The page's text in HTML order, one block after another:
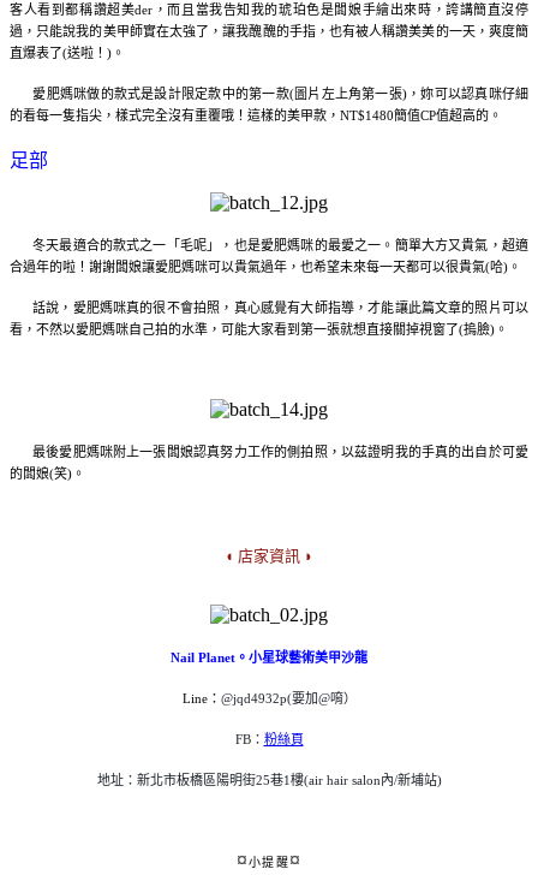
客人看到都稱讚超美der，而且當我告知我的琥珀色是闆娘手繪出來時，誇講簡直沒停
過，只能說我的美甲師實在太強了，讓我醜醜的手指，也有被人稱讚美美的一天，爽度簡
直爆表了(送啦！)。
愛肥媽咪做的款式是設計限定款中的第一款(圖片左上角第一張)，妳可以認真咪仔細
的看每一隻指尖，樣式完全沒有重覆哦！這樣的美甲款，NT$1480簡值CP值超高的。
足部
冬天最適合的款式之一「毛呢」，也是愛肥媽咪的最愛之一。簡單大方又貴氣，超適
合過年的啦！謝謝闆娘讓愛肥媽咪可以貴氣過年，也希望未來每一天都可以很貴氣(哈)。
話說，愛肥媽咪真的很不會拍照，真心感覺有大師指導，才能讓此篇文章的照片可以
看，不然以愛肥媽咪自己拍的水準，可能大家看到第一張就想直接關掉視窗了(摀臉)。
最後愛肥媽咪附上一張闆娘認真努力工作的側拍照，以茲證明我的手真的出自於可愛
的闆娘(笑)。
◖ 店家資訊 ◗
Nail Planet。小星球藝術美甲沙龍
Line： @jqd4932p(要加@唷）
FB： 粉絲頁
地址：新北市板橋區陽明街25巷1樓(air hair salon內/新埔站)
¤小提醒¤